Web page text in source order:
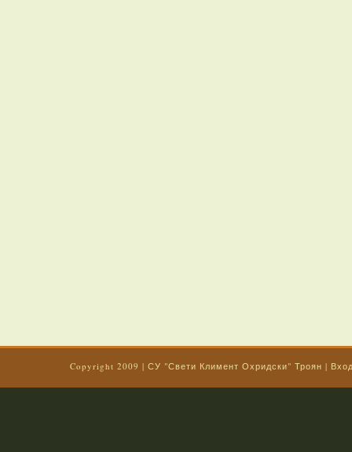
Copyright 2009 | СУ "Свети Климент Охридски" Троян |